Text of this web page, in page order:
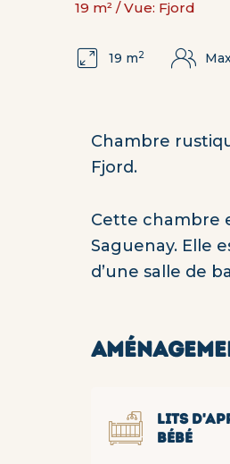
19 m² / Vue: Fjord
19 m2
Chambre
Fjord.
Cette chambre
Saguenay. Elle
d’une salle de
LITS
BÉBÉ